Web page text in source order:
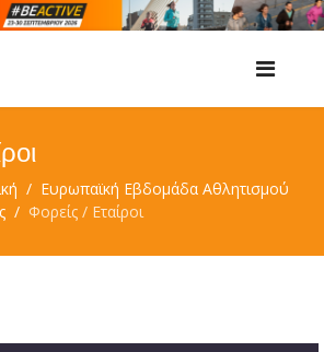
Ευρωπαϊκή Εβδομάδα Αθλητισμού
Φορείς / Εταίροι